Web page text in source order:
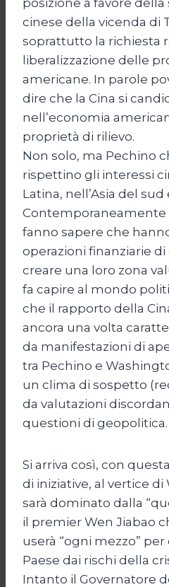
cinese della vicenda di
soprattutto la richiesta
liberalizzazione delle
americane. In parole
dire che la Cina si
nell’economia
proprietà di rilievo.
Non solo, ma Pechino
rispettino gli interessi
Latina, nell’Asia del sud
Contemporaneamente
fanno sapere che
operazioni finanziarie
creare una loro zona
fa capire al mondo
che il rapporto della
ancora una volta
da manifestazioni di
tra Pechino e
un clima di sospetto
da valutazioni
questioni di geopolitica.
Si arriva così, con
di iniziative, al vertice
sarà dominato dalla
il premier Wen Jiabao
userà “ogni mezzo”
Paese dai rischi della
Intanto il Governatore